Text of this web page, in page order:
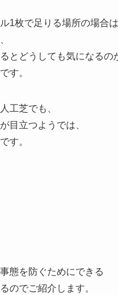
1枚で足りる場所の場合は
とどうしても気になるの
す。
工芝でも、
目立つようでは、
す。
態を防ぐためにできる
のでご紹介します。